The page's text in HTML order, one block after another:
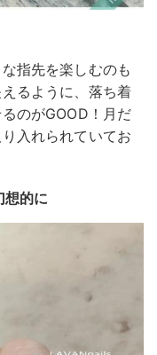
指先を楽しむのも
るように、落ち着
のがGOOD！月だ
入れられていてお
想的に